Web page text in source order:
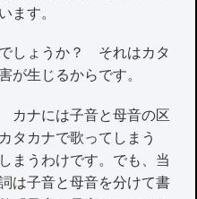
ます。
しょうか？ それはカタ
が生じるからです。
ナには子音と母音の区
タカナで歌ってしまう
まうわけです。でも、当
は子音と母音を分けて書